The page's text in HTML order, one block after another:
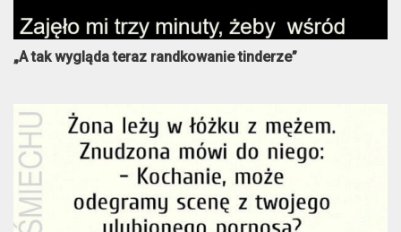
„A tak wygląda teraz randkowanie tinderze”